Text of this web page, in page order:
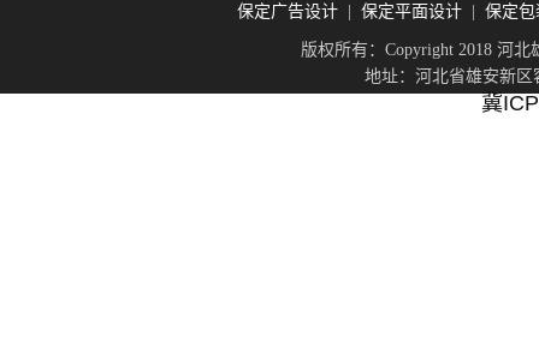
保定广告设计| 保定平面设计| 保定包
版权所有：Copyright 2018 河
地址：河北省雄安新区
冀